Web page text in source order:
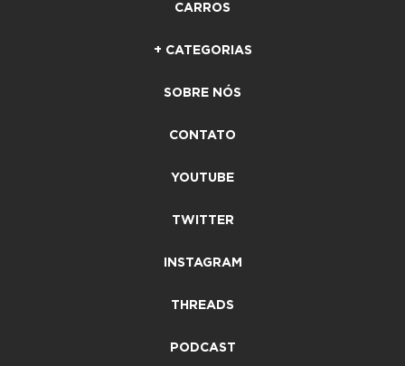
CARROS
+ CATEGORIAS
SOBRE NÓS
CONTATO
YOUTUBE
TWITTER
INSTAGRAM
THREADS
PODCAST